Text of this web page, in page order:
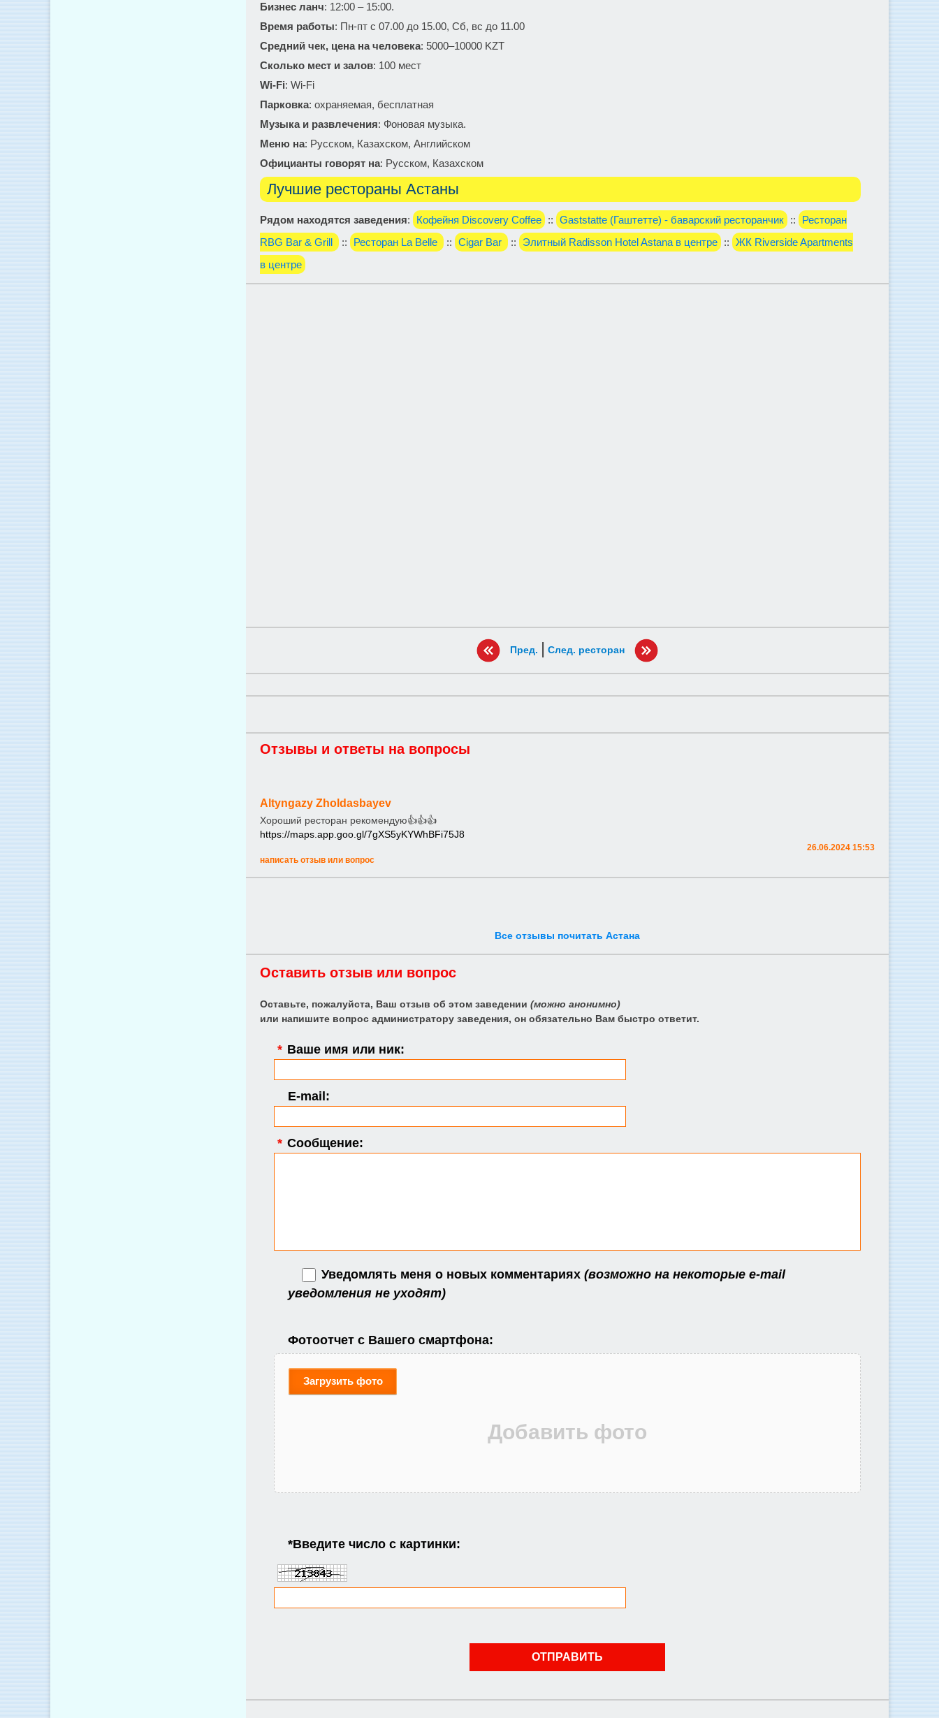
Бизнес ланч: 12:00 – 15:00.
Время работы: Пн-пт с 07.00 до 15.00, Сб, вс до 11.00
Средний чек, цена на человека: 5000–10000 KZT
Сколько мест и залов: 100 мест
Wi-Fi: Wi-Fi
Парковка: охраняемая, бесплатная
Музыка и развлечения: Фоновая музыка.
Меню на: Русском, Казахском, Английском
Официанты говорят на: Русском, Казахском
Лучшие рестораны Астаны
Рядом находятся заведения: Кофейня Discovery Coffee :: Gaststatte (Гаштетте) - баварский ресторанчик ::
Ресторан
RBG Bar & Grill
:: Ресторан La Belle :: Cigar Bar :: Элитный Radisson Hotel Astana в центре :: ЖК Riverside Apartments
в центре
Пред. | След. ресторан
Отзывы и ответы на вопросы
Altyngazy Zholdasbayev
Хороший ресторан рекомендую👍👍👍
https://maps.app.goo.gl/7gXS5yKYWhBFi75J8
26.06.2024 15:53
написать отзыв или вопрос
Все отзывы почитать Астана
Оставить отзыв или вопрос
Оставьте, пожалуйста, Ваш отзыв об этом заведении (можно анонимно)
или напишите вопрос администратору заведения, он обязательно Вам быстро ответит.
* Ваше имя или ник:
E-mail:
* Сообщение:
Уведомлять меня о новых комментариях (возможно на некоторые e-mail
уведомления не уходят)
Фотоотчет с Вашего смартфона:
Загрузить фото
*Введите число с картинки: